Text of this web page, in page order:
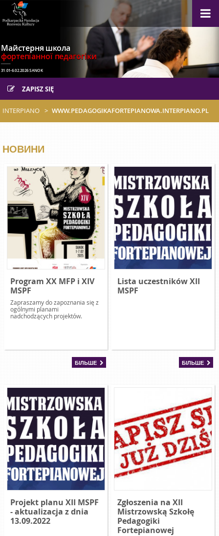
Майстерня школа
фортепіанної педагогіки
31.01-6.02.2026 SANOK
ZAPISZ SIĘ
INTERPIANO WWW.PEDAGOGIKAFORTEPIANOWA.INTERPIANO.PL
НОВИНИ
Program XX MFP i XIV
MSPF
Zapraszamy do zapoznania się z
ogólnymi planami
nadchodzących projektów.
БІЛЬШЕ
Lista uczestników XII
MSPF
БІЛЬШЕ
Projekt planu XII MSPF
- aktualizacja z dnia
13.09.2022
Zgłoszenia na XII
Mistrzowską Szkołę
Pedagogiki
Fortepianowej